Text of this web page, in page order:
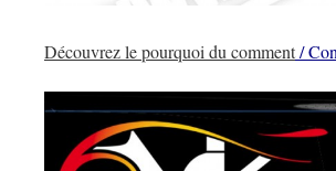
Découvrez le pourquoi du comment/